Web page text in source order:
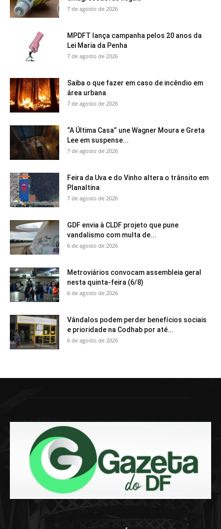
7 de agosto de 2026
MPDFT lança campanha pelos 20 anos da
Lei Maria da Penha
7 de agosto de 2026
Saiba o que fazer em caso de incêndio em
área urbana
7 de agosto de 2026
“A Última Casa” une Wagner Moura e Greta
Lee em suspense...
7 de agosto de 2026
Feira da Uva e do Vinho altera o trânsito em
Planaltina
7 de agosto de 2026
GDF envia à CLDF projeto que pune
vandalismo com multa de...
6 de agosto de 2026
Metroviários convocam assembleia geral
nesta quinta-feira (6/8)
6 de agosto de 2026
Vândalos podem perder benefícios sociais
e prioridade na Codhab por até...
6 de agosto de 2026